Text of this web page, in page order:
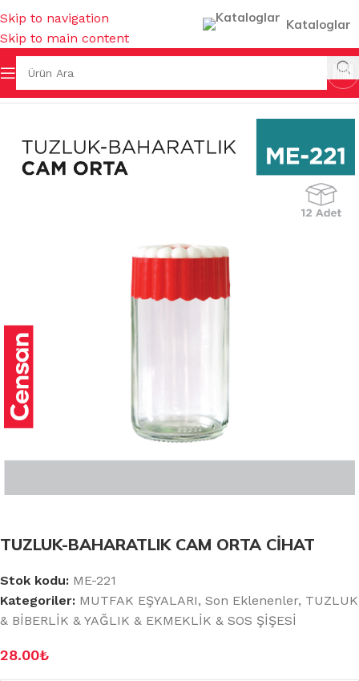
Skip to navigation
Skip to main content
Kataloglar
/TUZLUK & BİBERLİK & YAĞLIK & EKMEKLİK & SOS ŞİŞESİ
TUZLUK-BAHARATLIK CAM ORTA CİHAT
Stok kodu: ME-221
Kategoriler: MUTFAK EŞYALARI, Son Eklenenler, TUZLUK
& BİBERLİK & YAĞLIK & EKMEKLİK & SOS ŞİŞESİ
28.00₺